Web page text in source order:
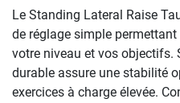
Le Standing Lateral Raise
de réglage simple permettant
votre niveau et vos objectifs.
durable assure une stabilité
exercices à charge élevée.